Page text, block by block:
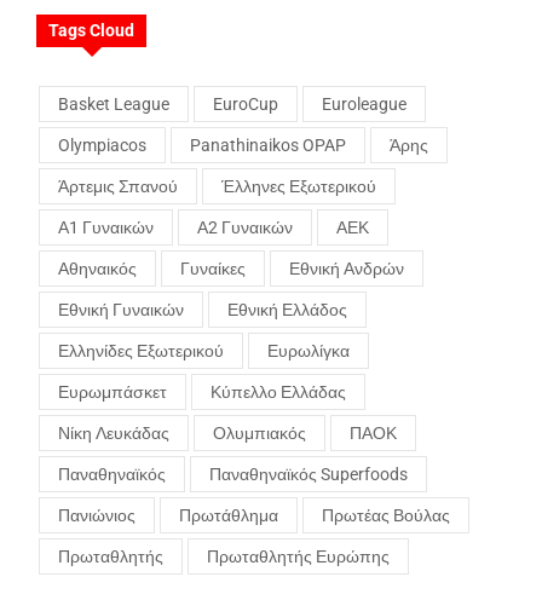
Tags Cloud
Basket League EuroCup Euroleague
Olympiacos Panathinaikos OPAP Άρης
Άρτεμις Σπανού Έλληνες Εξωτερικού
Α1 Γυναικών Α2 Γυναικών ΑΕΚ
Αθηναικός Γυναίκες Εθνική Ανδρών
Εθνική Γυναικών Εθνική Ελλάδος
Ελληνίδες Εξωτερικού Ευρωλίγκα
Ευρωμπάσκετ Κύπελλο Ελλάδας
Νίκη Λευκάδας Ολυμπιακός ΠΑΟΚ
Παναθηναϊκός Παναθηναϊκός Superfoods
Πανιώνιος Πρωτάθλημα Πρωτέας Βούλας
Πρωταθλητής Πρωταθλητής Ευρώπης